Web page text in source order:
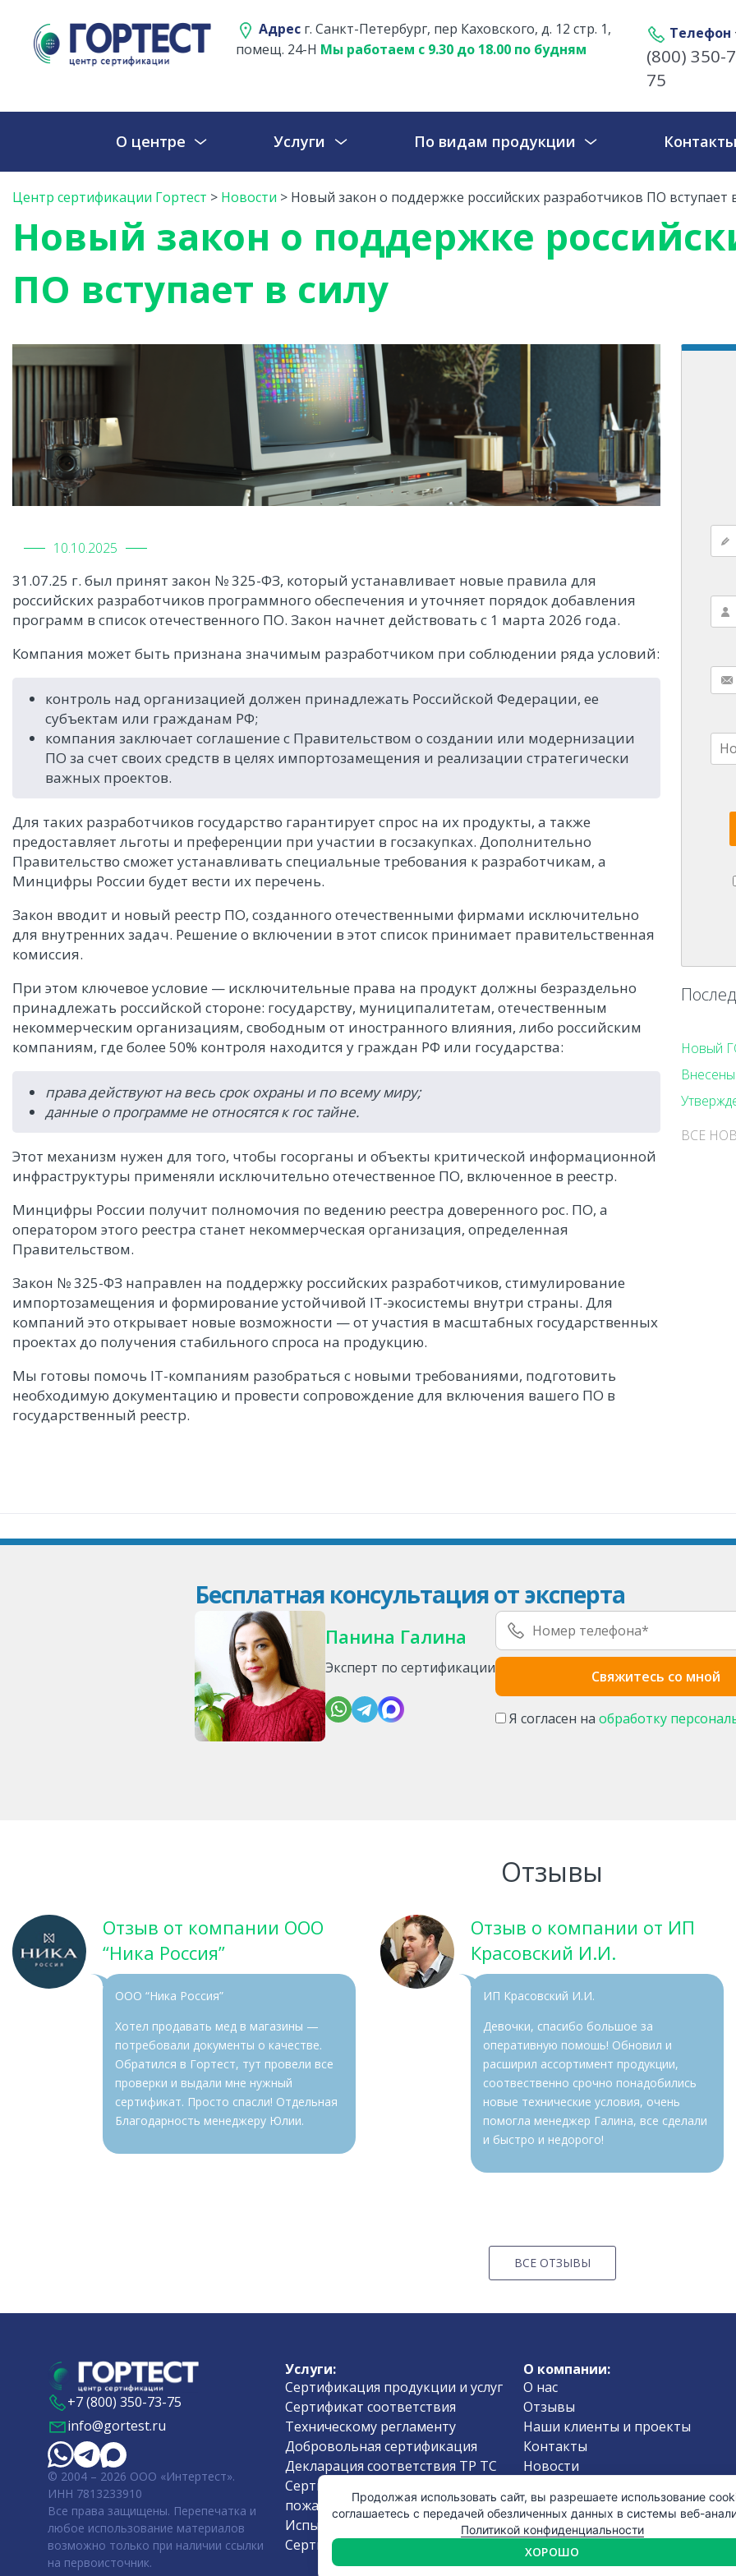
Адрес г. Санкт-Петербург, пер Каховского, д. 12 стр. 1,
помещ. 24-Н Мы работаем с 9.30 до 18.00 по будням
Телефон
(800) 350-
75
О центре Услуги По видам продукции Контакты
Центр сертификации Гортест > Новости > Новый закон о поддержке российских разработчиков ПО вступает
Новый закон о поддержке
ПО вступает в силу
10.10.2025
31.07.25 г. был принят закон № 325-ФЗ, который устанавливает новые правила для
российских разработчиков программного обеспечения и уточняет порядок добавления
программ в список отечественного ПО. Закон начнет действовать с 1 марта 2026 года.
Компания может быть признана значимым разработчиком при соблюдении ряда условий:
контроль над организацией должен принадлежать Российской Федерации, ее
субъектам или гражданам РФ;
компания заключает соглашение с Правительством о создании или модернизации
ПО за счет своих средств в целях импортозамещения и реализации стратегически
важных проектов.
Для таких разработчиков государство гарантирует спрос на их продукты, а также
предоставляет льготы и преференции при участии в госзакупках. Дополнительно
Правительство сможет устанавливать специальные требования к разработчикам, а
Минцифры России будет вести их перечень.
Закон вводит и новый реестр ПО, созданного отечественными фирмами исключительно
для внутренних задач. Решение о включении в этот список принимает правительственная
комиссия.
При этом ключевое условие — исключительные права на продукт должны безраздельно
принадлежать российской стороне: государству, муниципалитетам, отечественным
некоммерческим организациям, свободным от иностранного влияния, либо российским
компаниям, где более 50% контроля находится у граждан РФ или государства:
права действуют на весь срок охраны и по всему миру;
данные о программе не относятся к гос тайне.
Этот механизм нужен для того, чтобы госорганы и объекты критической информационной
инфраструктуры применяли исключительно отечественное ПО, включенное в реестр.
Минцифры России получит полномочия по ведению реестра доверенного рос. ПО, а
оператором этого реестра станет некоммерческая организация, определенная
Правительством.
Закон № 325-ФЗ направлен на поддержку российских разработчиков, стимулирование
импортозамещения и формирование устойчивой IT-экосистемы внутри страны. Для
компаний это открывает новые возможности — от участия в масштабных государственных
проектах до получения стабильного спроса на продукцию.
Мы готовы помочь IT-компаниям разобраться с новыми требованиями, подготовить
необходимую документацию и провести сопровождение для включения вашего ПО в
государственный реестр.
Новый
ВСЕ
Бесплатная консультация от эксперта
Панина Галина
Эксперт по сертификации
Я согласен на обработку
Отзывы
Отзыв от компании ООО
“Ника Россия”
ООО “Ника Россия”
Хотел продавать мед в магазины —
потребовали документы о качестве.
Обратился в Гортест, тут провели все
проверки и выдали мне нужный
сертификат. Просто спасли! Отдельная
Благодарность менеджеру Юлии.
Отзыв о компании от ИП
Красовский И.И.
ИП Красовский И.И.
Девочки, спасибо большое за
оперативную помошь! Обновил и
расширил ассортимент продукции,
соотвественно срочно понадобились
новые технические условия, очень
помогла менеджер Галина, все сделали
и быстро и недорого!
ВСЕ ОТЗЫВЫ
+7 (800) 350-73-75
info@gortest.ru
© 2004 – 2026 ООО «Интертест».
ИНН 7813233910
Все права защищены. Перепечатка и
любое использование материалов
возможно только при наличии ссылки
на первоисточник.
Услуги:
Сертификация продукции и услуг
Сертификат соответствия
Техническому регламенту
Добровольная сертификация
Декларация соответствия ТР ТС
Сертификат соответствия
пожарной безопасности
Испытания пищевой продукции
Сертификат ISO 9001
О компании:
О нас
Отзывы
Наши клиенты и проекты
Контакты
Новости
Проверка документов
Политика конфиденциальности
Карта сайта
Продолжая использовать сайт, вы разрешаете использование
соглашаетесь с передачей обезличенных данных в системы веб-
Политикой конфиденциальности
ХОРОШО